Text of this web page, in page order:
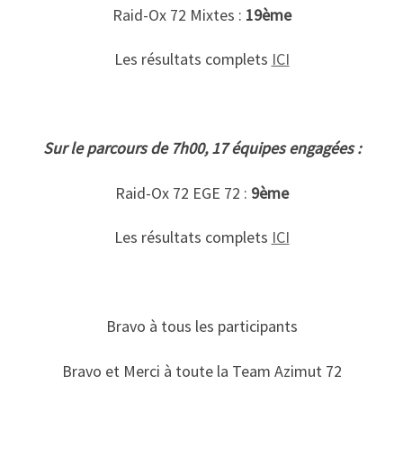
Raid-Ox 72 Mixtes : 19ème
Les résultats complets ICI
Sur le parcours de 7h00, 17 équipes engagées :
Raid-Ox 72 EGE 72 : 9ème
Les résultats complets ICI
Bravo à tous les participants
Bravo et Merci à toute la Team Azimut 72